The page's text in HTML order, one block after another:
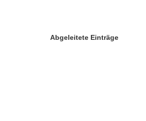
Abgeleitete Einträge